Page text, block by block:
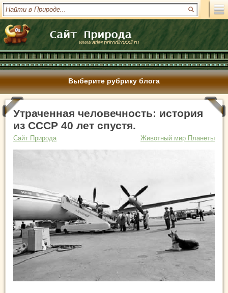
www.atlasprirodirossii.ru
Выберите рубрику блога
Утраченная человечность: история
из СССР 40 лет спустя.
Сайт Природа Животный мир Планеты